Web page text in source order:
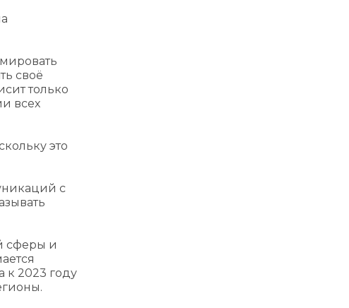
своё
только
всех
это
с
сферы и
к 2023 году